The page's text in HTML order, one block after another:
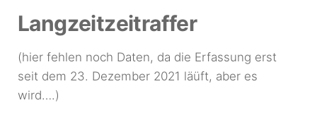
Langzeitzeitraffer
(hier fehlen noch Daten, da die Erfassung erst
seit dem 23. Dezember 2021 läüft, aber es
wird….)